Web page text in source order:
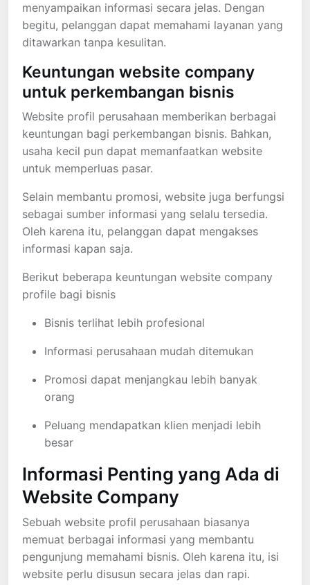
menyampaikan informasi secara jelas. Dengan
begitu, pelanggan dapat memahami layanan yang
ditawarkan tanpa kesulitan.
Keuntungan website company
untuk perkembangan bisnis
Website profil perusahaan memberikan berbagai
keuntungan bagi perkembangan bisnis. Bahkan,
usaha kecil pun dapat memanfaatkan website
untuk memperluas pasar.
Selain membantu promosi, website juga berfungsi
sebagai sumber informasi yang selalu tersedia.
Oleh karena itu, pelanggan dapat mengakses
informasi kapan saja.
Berikut beberapa keuntungan website company
profile bagi bisnis
Bisnis terlihat lebih profesional
Informasi perusahaan mudah ditemukan
Promosi dapat menjangkau lebih banyak
orang
Peluang mendapatkan klien menjadi lebih
besar
Informasi Penting yang Ada di
Website Company
Sebuah website profil perusahaan biasanya
memuat berbagai informasi yang membantu
pengunjung memahami bisnis. Oleh karena itu, isi
website perlu disusun secara jelas dan rapi.